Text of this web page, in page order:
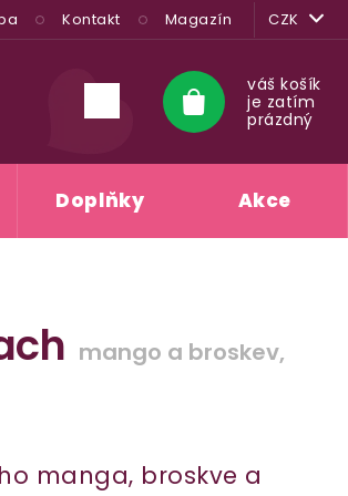
Kontakt Magazín CZK
Nákupní
košík
váš košík
je zatím
prázdný
Doplňky Akce
mango a broskev,
manga, broskve a